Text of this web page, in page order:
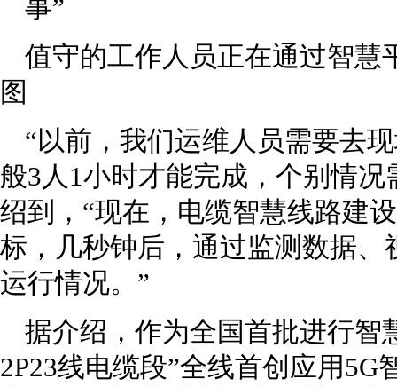
值守的工作人员正在通过智慧
图
“以前，我们运维人员需要去
般3人1小时才能完成，个别情
绍到，“现在，电缆智慧线路建
标，几秒钟后，通过监测数据
运行情况。”
据介绍，作为全国首批进行智
2P23线电缆段”全线首创应用